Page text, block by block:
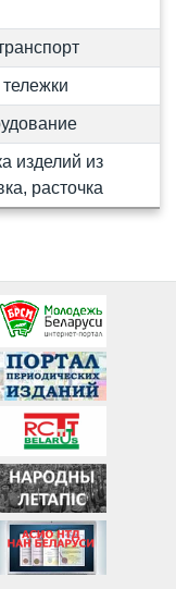
изделий из
расточка